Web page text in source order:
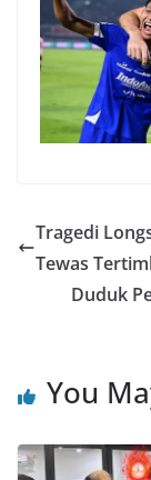
Tragedi
Tewas
Duduk
You